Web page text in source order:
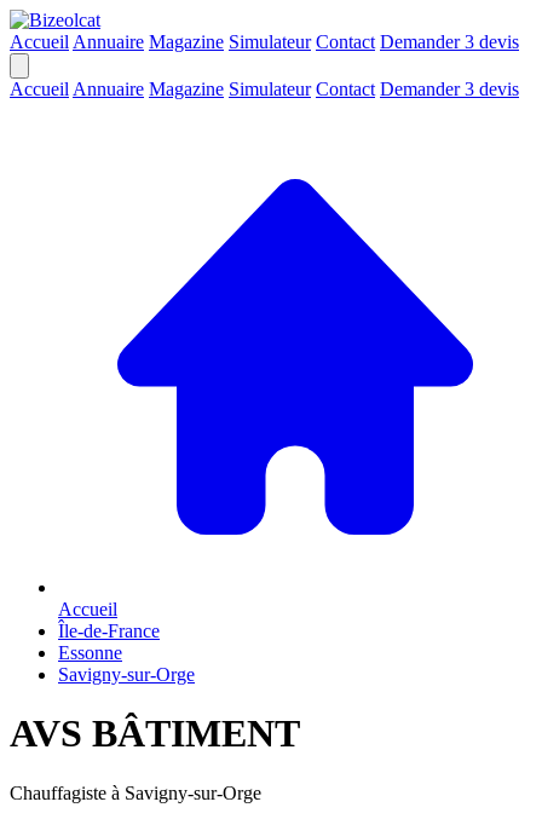
Accueil Annuaire Magazine Simulateur Contact Demander 3 devis
Accueil Annuaire Magazine Simulateur Contact Demander 3 devis
Accueil
Île-de-France
Essonne
Savigny-sur-Orge
AVS BÂTIMENT
Chauffagiste à Savigny-sur-Orge